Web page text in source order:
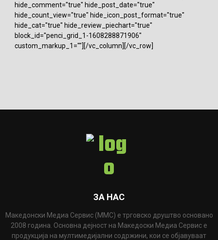
hide_comment="true" hide_post_date="true"
hide_count_view="true" hide_icon_post_format="true"
hide_cat="true" hide_review_piechart="true"
block_id="penci_grid_1-1608288871906"
custom_markup_1=""][/vc_column][/vc_row]
ЗА НАС
Македонски Медиа Сервис (ММС) е трговско друштво основано
2008 година. Основна дејност на Македоски Медиа Сервис е
продукција на мултимедијални содржини, кои се објавуваат